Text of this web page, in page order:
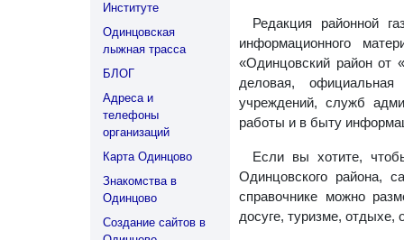
Институте
Одинцовская
лыжная трасса
БЛОГ
Адреса и
телефоны
организаций
Карта Одинцово
Знакомства в
Одинцово
Создание сайтов в
Редакция районной
информационного
«Одинцовский район от
деловая,
учреждений, служб
работы и в быту
Если вы хотите,
Одинцовского района,
справочнике можно
досуге, туризме, отдыхе,